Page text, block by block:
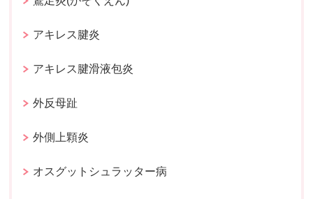
アキレス腱炎
アキレス腱滑液包炎
外反母趾
外側上顆炎
オスグットシュラッター病